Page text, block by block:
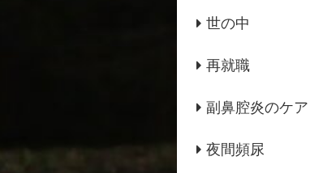
世の中
再就職
副鼻腔炎のケア
夜間頻尿